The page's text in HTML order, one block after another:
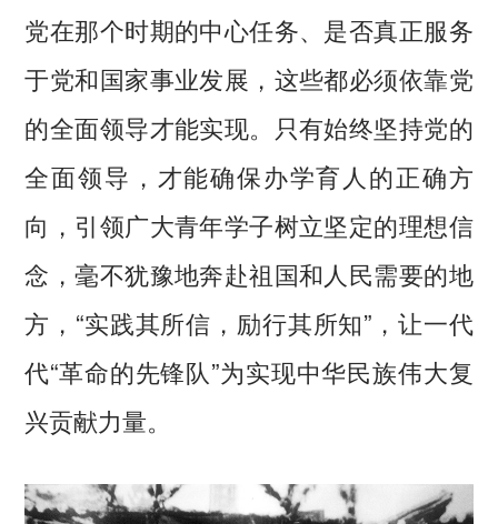
党在那个时期的中心任务、是否真正服务
于党和国家事业发展，这些都必须依靠党
的全面领导才能实现。只有始终坚持党的
全面领导，才能确保办学育人的正确方
向，引领广大青年学子树立坚定的理想信
念，毫不犹豫地奔赴祖国和人民需要的地
方，“实践其所信，励行其所知”，让一代
代“革命的先锋队”为实现中华民族伟大复
兴贡献力量。